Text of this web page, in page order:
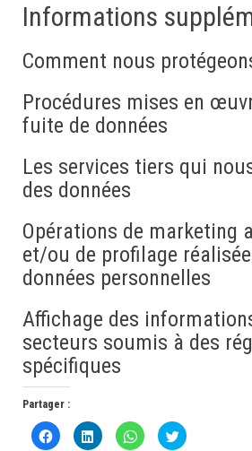
Informations
Comment nous
Procédures mises en
fuite de données
Les services tiers qui
des données
Opérations de marketing
et/ou de profilage
données personnelles
Affichage des
secteurs soumis à des
spécifiques
Partager :
C
l
C
l
C
l
C
l